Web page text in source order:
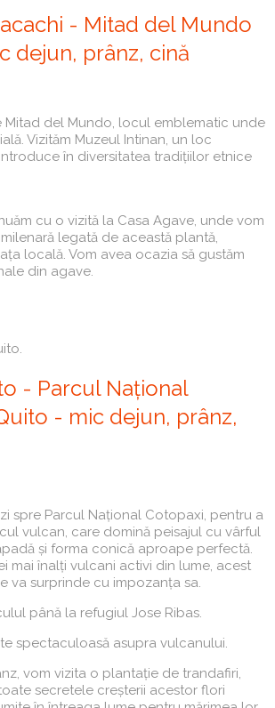
- Mitad del Mundo
dejun, prânz, cină
Mitad del Mundo, locul emblematic unde
Vizităm Muzeul Intinan, un loc
în diversitatea tradițiilor etnice
cu o vizită la Casa Agave, unde vom
legată de această plantă,
locală. Vom avea ocazia să gustăm
din agave.
- Parcul Național
- mic dejun, prânz,
spre Parcul Național Cotopaxi, pentru a
vulcan, care domină peisajul cu vârful
și forma conică aproape perfectă.
mai înalți vulcani activi din lume, acest
va surprinde cu impozanța sa.
până la refugiul Jose Ribas.
spectaculoasă asupra vulcanului.
vom vizita o plantație de trandafiri,
secretele creșterii acestor flori